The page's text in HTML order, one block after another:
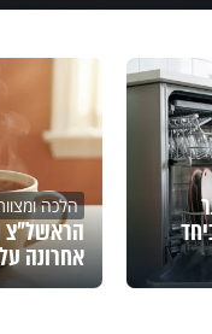
הלכה
הראשל"צ
אחרונה